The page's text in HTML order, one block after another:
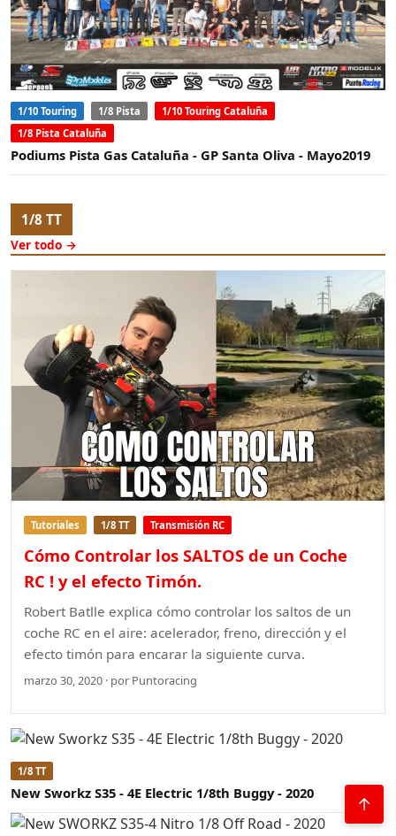
1/10 Touring 1/8 Pista
1/10 Touring Cataluña
1/8 Pista Cataluña
Podiums Pista Gas Cataluña - GP Santa Oliva - Mayo2019
1/8 TT
Ver todo →
Tutoriales 1/8 TT Transmisión RC
Cómo Controlar los SALTOS de un Coche
RC ! y el efecto Timón.
Robert Batlle explica cómo controlar los saltos de un
coche RC en el aire: acelerador, freno, dirección y el
efecto timón para encarar la siguiente curva.
marzo 30, 2020 · por Puntoracing
1/8 TT
New Sworkz S35 - 4E Electric 1/8th Buggy - 2020 ↑